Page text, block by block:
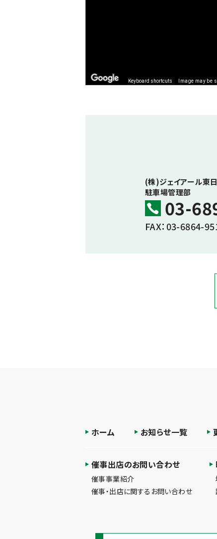
Keyboard shortcuts Image may be
(株)ジェイアール東
駐車場管理部
03-
FAX：03-6864-
ホーム お知らせ一覧
催事出店のお問い合わせ
催事事業紹介
催事・出店に関するお問い合わせ